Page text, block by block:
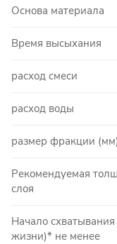
Основа материала
Время высыхания
расход смеси
расход воды
размер фракции
Рекомендуемая
слоя
Начало
жизни)* не менее